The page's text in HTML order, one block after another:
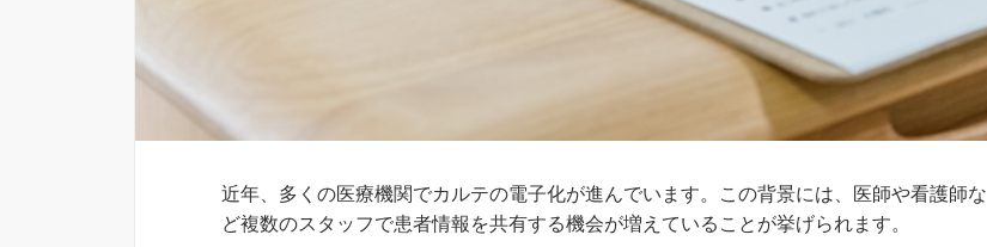
近年、多くの医療機関でカルテの電子化が進んでいます。この背景には、医師や看護師な
ど複数のスタッフで患者情報を共有する機会が増えていることが挙げられます。